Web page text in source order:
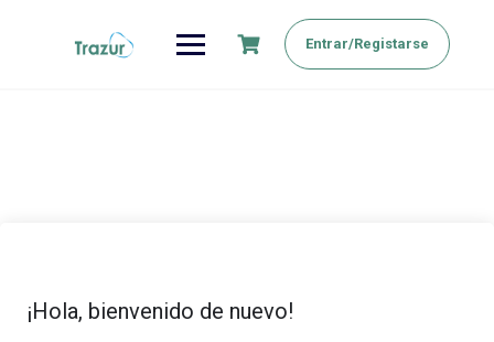
Entrar/Registarse
¡Hola, bienvenido de nuevo!